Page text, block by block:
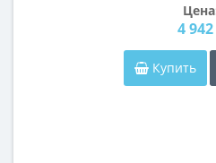
4
Купить